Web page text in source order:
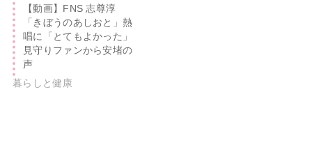
【動画】FNS 志尊淳
「きぼうのあしおと」熱
唱に「とてもよかった」
見守りファンから安堵の
声
暮らしと健康